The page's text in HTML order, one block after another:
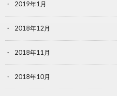
2019年1月
2018年12月
2018年11月
2018年10月